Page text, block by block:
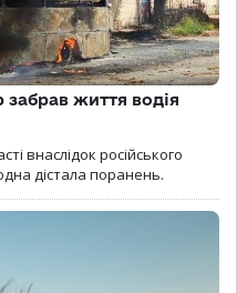
забрав життя водія
внаслідок російського
дістала поранень.